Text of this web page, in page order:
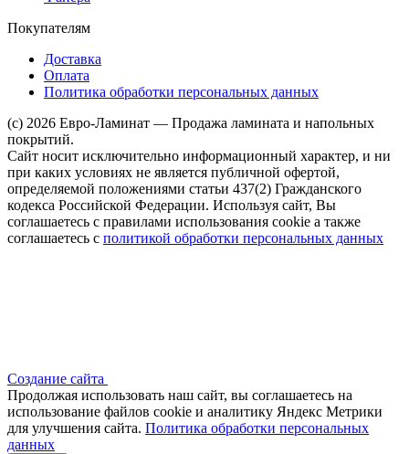
Покупателям
Доставка
Оплата
Политика обработки персональных данных
(c) 2026 Евро-Ламинат — Продажа ламината и напольных
покрытий.
Сайт носит исключительно информационный характер, и ни
при каких условиях не является публичной офертой,
определяемой положениями статьи 437(2) Гражданского
кодекса Российской Федерации. Используя сайт, Вы
соглашаетесь с правилами использования cookie а также
соглашаетесь с политикой обработки персональных данных
Создание сайта
Продолжая использовать наш сайт, вы соглашаетесь на
использование файлов сооkіе и аналитику Яндекс Метрики
для улучшения сайта. Политика обработки персональных
данных